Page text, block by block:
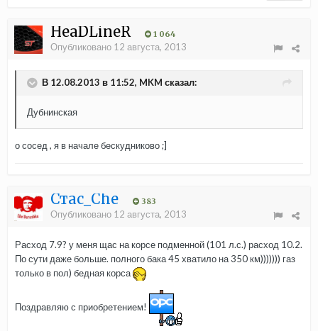
HeaDLineR 1 064
Опубликовано 12 августа, 2013
В 12.08.2013 в 11:52, MKM сказал:
Дубнинская
о сосед , я в начале бескудниково ;]
Стас_Che 383
Опубликовано 12 августа, 2013
Расход 7.9? у меня щас на корсе подменной (101 л.с.) расход 10.2.
По сути даже больше. полного бака 45 хватило на 350 км))))))) газ
только в пол) бедная корса
Поздравляю с приобретением!